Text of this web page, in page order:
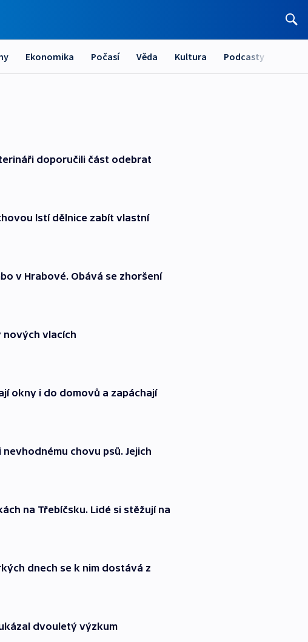
Ekonomika Počasí Věda Kultura Podcasty
doporučili část odebrat
lstí dělnice zabít vlastní
v Hrabové. Obává se zhoršení
nových vlacích
okny i do domovů a zapáchají
chovu psů. Jejich
na Třebíčsku. Lidé si stěžují na
dnech se k nim dostává z
dvouletý výzkum